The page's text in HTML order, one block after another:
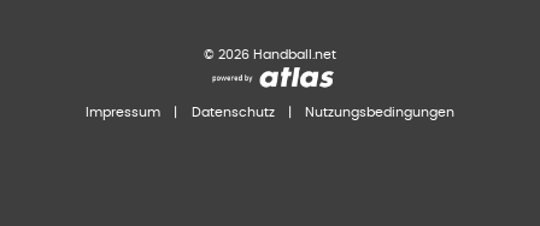
© 2026 Handball.net
Impressum Datenschutz Nutzungsbedingungen